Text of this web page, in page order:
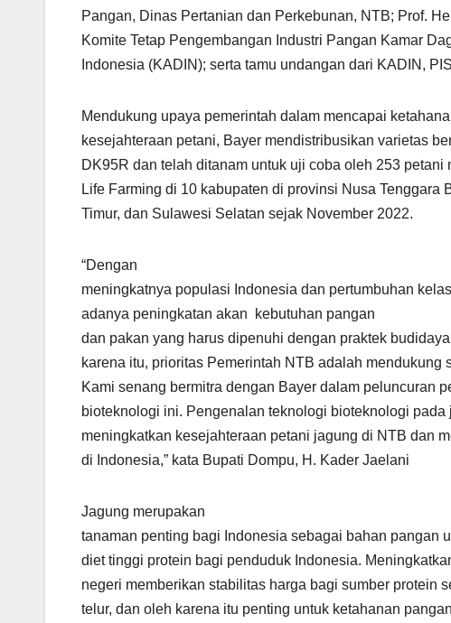
Pangan, Dinas Pertanian dan Perkebunan, NTB; Prof.
Komite Tetap Pengembangan Industri Pangan Kamar
Indonesia (KADIN); serta tamu undangan dari KADIN,
Mendukung upaya pemerintah dalam mencapai
kesejahteraan petani, Bayer mendistribusikan varietas
DK95R dan telah ditanam untuk uji coba oleh 253 petani
Life Farming di 10 kabupaten di provinsi Nusa Tenggara
Timur, dan Sulawesi Selatan sejak November 2022.
“Dengan
meningkatnya populasi Indonesia dan pertumbuhan
adanya peningkatan akan kebutuhan pangan
dan pakan yang harus dipenuhi dengan praktek
karena itu, prioritas Pemerintah NTB adalah mendukung
Kami senang bermitra dengan Bayer dalam peluncuran
bioteknologi ini. Pengenalan teknologi bioteknologi pada
meningkatkan kesejahteraan petani jagung di NTB dan
di Indonesia,” kata Bupati Dompu, H. Kader Jaelani
Jagung merupakan
tanaman penting bagi Indonesia sebagai bahan pangan
diet tinggi protein bagi penduduk Indonesia.
negeri memberikan stabilitas harga bagi sumber protein
telur, dan oleh karena itu penting untuk ketahanan